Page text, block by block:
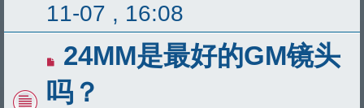
11-07 , 16:08
24MM是最好的GM镜头
吗？